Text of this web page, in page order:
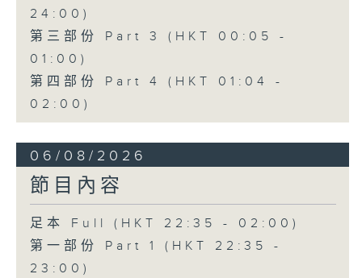
24:00)
第三部份 Part 3 (HKT 00:05 -
01:00)
第四部份 Part 4 (HKT 01:04 -
02:00)
06/08/2026
節目內容
足本 Full (HKT 22:35 - 02:00)
第一部份 Part 1 (HKT 22:35 -
23:00)